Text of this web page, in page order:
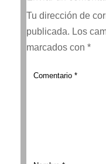
Tu dirección de
publicada. Los
marcados con *